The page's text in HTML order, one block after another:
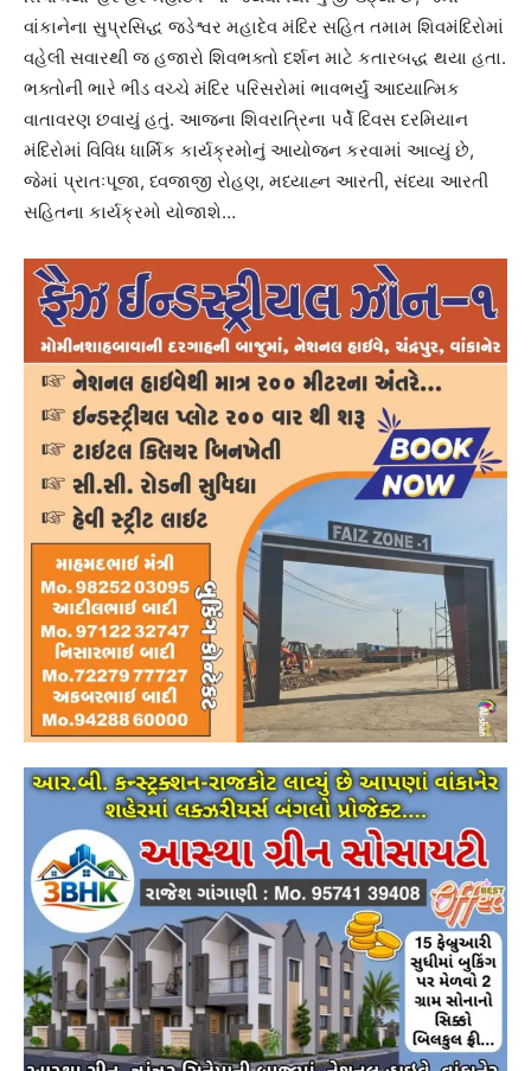
વાંકાનેના સુપ્રસિદ્ધ જડેશ્વર મહાદેવ મંદિર સહિત તમામ શિવમંદિરોમાં
વહેલી સવારથી જ હજારો શિવભક્તો દર્શન માટે કતારબદ્ધ થયા હતા.
ભક્તોની ભારે ભીડ વચ્ચે મંદિર પરિસરોમાં ભાવભર્યું આધ્યાત્મિક
વાતાવરણ છવાયું હતું. આજના શિવરાત્રિના પર્વે દિવસ દરમિયાન
મંદિરોમાં વિવિધ ધાર્મિક કાર્યક્રમોનું આયોજન કરવામાં આવ્યું છે,
જેમાં પ્રાતઃપૂજા, ધ્વજાજી રોહણ, મધ્યાહ્ન આરતી, સંધ્યા આરતી
સહિતના કાર્યક્રમો યોજાશે…